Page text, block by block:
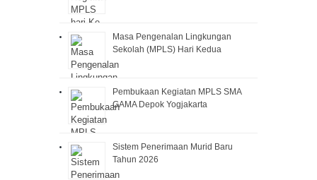
Masa Pengenalan Lingkungan
Sekolah (MPLS) Hari Kedua
Pembukaan Kegiatan MPLS SMA
GAMA Depok Yogjakarta
Sistem Penerimaan Murid Baru
Tahun 2026